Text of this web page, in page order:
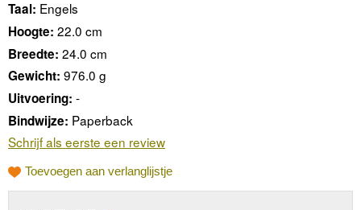
Taal: Engels
Hoogte: 22.0 cm
Breedte: 24.0 cm
Gewicht: 976.0 g
Uitvoering: -
Bindwijze: Paperback
Schrijf als eerste een review
Toevoegen aan verlanglijstje